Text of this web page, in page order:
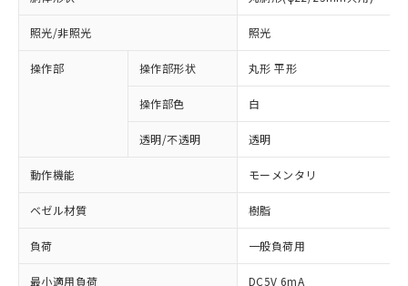
照光/非照光 照光
操作部 操作部形状 丸形 平形
操作部色 白
透明/不透明 透明
動作機能 モーメンタリ
ベゼル材質 樹脂
負荷 一般負荷用
最小適用負荷 DC5V 6mA